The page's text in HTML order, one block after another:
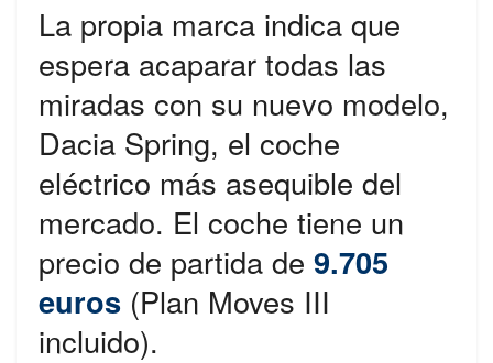
La propia marca indica que
espera acaparar todas las
miradas con su nuevo modelo,
Dacia Spring, el coche
eléctrico más asequible del
mercado. El coche tiene un
precio de partida de 9.705
euros (Plan Moves III
incluido).